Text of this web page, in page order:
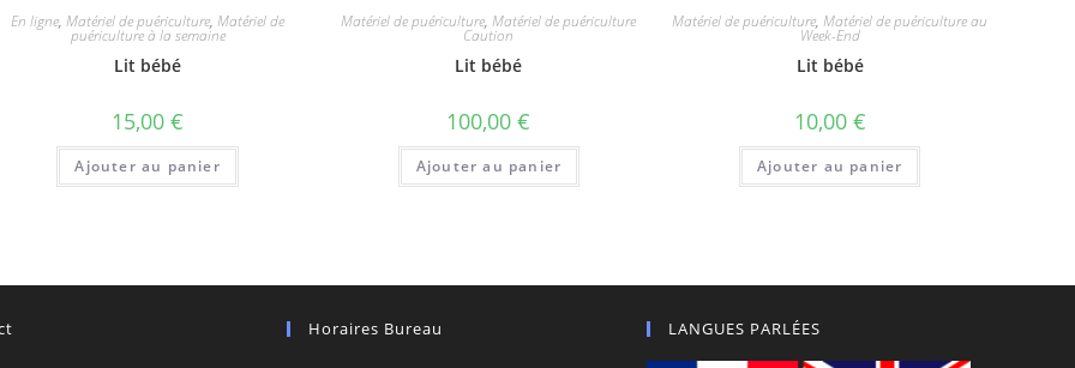
En ligne,Matériel de puériculture,Matériel de
puériculture à la semaine
Lit bébé
15,00€
Ajouter au panier
Matériel de puériculture,Matériel de puériculture
Caution
Lit bébé
100,00€
Ajouter au panier
Matériel de puériculture,Matériel de puériculture au
Week-End
Lit bébé
10,00 €
Ajouter au panier
Horaires Bureau LANGUES PARLÉES